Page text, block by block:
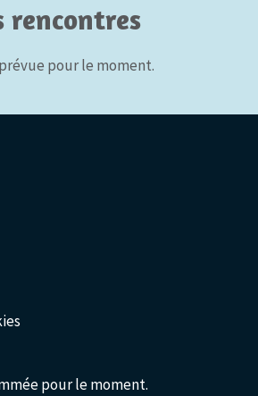
rencontres
pour le moment.
pour le moment.